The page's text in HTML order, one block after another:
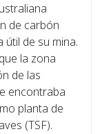
de carbón
de su mina.
la zona
de las
encontraba
planta de
(TSF).